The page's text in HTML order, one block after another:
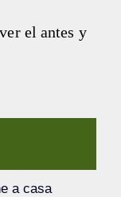
el antes y
a casa